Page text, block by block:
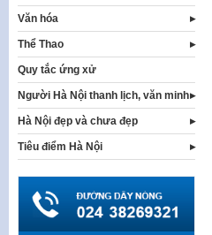
Văn hóa
Thể Thao
Quy tắc ứng xử
Người Hà Nội thanh lịch, văn minh
Hà Nội đẹp và chưa đẹp
Tiêu điểm Hà Nội